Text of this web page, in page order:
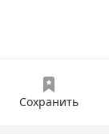
Сохранить